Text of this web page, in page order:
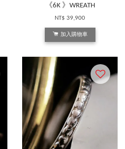
《6K 》WREATH
NT$ 39,900
加入購物車